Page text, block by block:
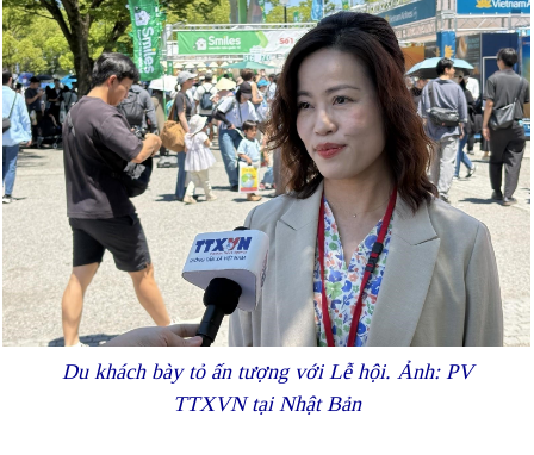
Du khách bày tỏ ấn tượng với Lễ hội. Ảnh: PV
TTXVN tại Nhật Bản